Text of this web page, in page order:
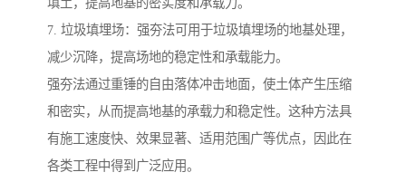
7. 垃圾填埋场：强夯法可用于垃圾填埋场的地基处理，
减少沉降，提高场地的稳定性和承载能力。
强夯法通过重锤的自由落体冲击地面，使土体产生压缩
和密实，从而提高地基的承载力和稳定性。这种方法具
有施工速度快、效果显著、适用范围广等优点，因此在
各类工程中得到广泛应用。